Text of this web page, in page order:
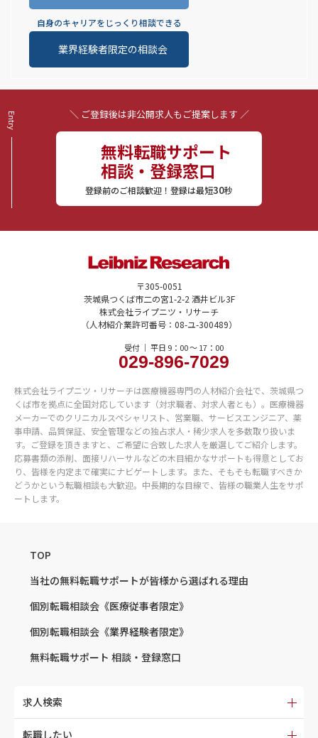
自身のキャリアをじっくり相談できる
業界経験者限定の相談会
＼ ご登録後は非公開求人もご提案します ／
無料転職サポート
相談・登録窓口
登録前のご相談歓迎！登録は最短30秒
〒305-0051
茨城県つくば市二の宮1-2-2 酒井ビル3F
株式会社ライプニツ・リサーチ
（人材紹介業許可番号：08-ユ-300489）
受付 ｜ 平日 9：00 〜 17：00
029-896-7029
株式会社ライプニツ・リサーチは医療機器専門の人材紹介会社で、茨城県つ
くば市を拠点に全国対応しています（対求職者、対求人者とも）。医療機器
メーカーでのクリニカルスペシャリスト、営業職、サービスエンジニア、薬
事申請、品質保証、安全管理などの独占求人・稀少求人を多数取り扱いま
す。ご登録を頂きますと、ご希望に合致した求人を厳選してご紹介します。
応募書類の添削、面接リハーサルなどの木目細かなサポートも得意としてお
り、皆様を内定まで確実にナビゲートします。また、そもそも転職すべきか
どうかという転職相談も大歓迎。中長期的な目線で、皆様の職業人生をサポ
ートします。
TOP
当社の無料転職サポートが皆様から選ばれる理由
個別転職相談会 《医療従事者限定》
個別転職相談会 《業界経験者限定》
無料転職サポート 相談・登録窓口
求人検索
転職したい